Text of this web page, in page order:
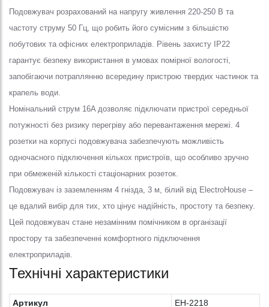
Подовжувач розрахований на напругу живлення 220-250 В та
частоту струму 50 Гц, що робить його сумісним з більшістю
побутових та офісних електроприладів. Рівень захисту IP22
гарантує безпеку використання в умовах помірної вологості,
запобігаючи потраплянню всередину пристрою твердих частинок та
крапель води.
Номінальний струм 16A дозволяє підключати пристрої середньої
потужності без ризику перегріву або перевантаження мережі. 4
розетки на корпусі подовжувача забезпечують можливість
одночасного підключення кількох пристроїв, що особливо зручно
при обмеженій кількості стаціонарних розеток.
Подовжувач із заземленням 4 гнізда, 3 м, білий від ElectroHouse –
це вдалий вибір для тих, хто цінує надійність, простоту та безпеку.
Цей подовжувач стане незамінним помічником в організації
простору та забезпеченні комфортного підключення
електроприладів.
Технічні характеристики
Артикул EH-2218